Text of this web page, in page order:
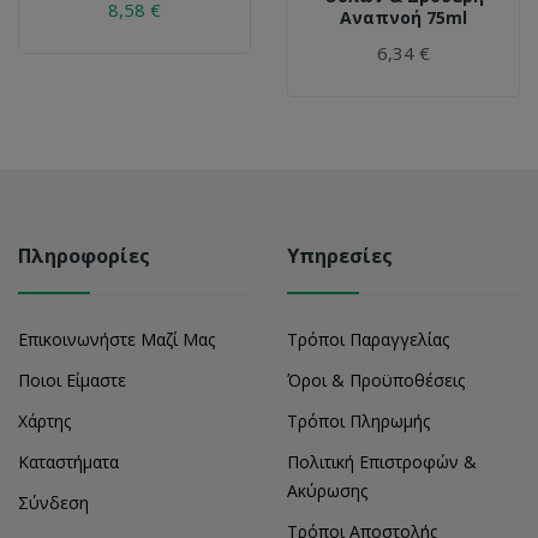
8,58 €
Αναπνοή 75ml
6,34 €
Πληροφορίες
Επικοινωνήστε Μαζί Μας
Ποιοι Είμαστε
Χάρτης
Καταστήματα
Σύνδεση
Υπηρεσίες
Τρόποι Παραγγελίας
Όροι & Προϋποθέσεις
Τρόποι Πληρωμής
Πολιτική Επιστροφών &
Ακύρωσης
Τρόποι Αποστολής